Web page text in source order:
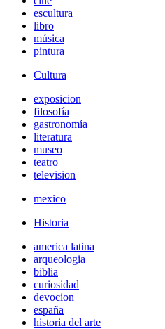
escultura
libro
música
pintura
Cultura
exposicion
filosofía
gastronomía
literatura
museo
teatro
television
mexico
Historia
america latina
arqueologia
biblia
curiosidad
devocion
españa
historia del arte